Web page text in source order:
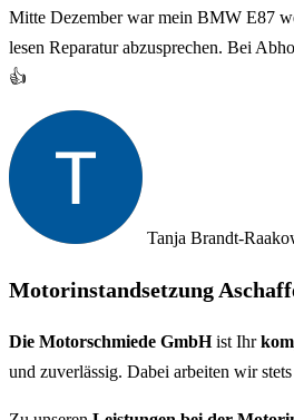
Mitte Dezember war mein BMW E87
lesen Reparatur abzusprechen. Bei
👍
Tanja Brandt-
Motorinstandsetzung
Die Motorschmiede GmbHist Ihr
und zuverlässig. Dabei arbeiten wir